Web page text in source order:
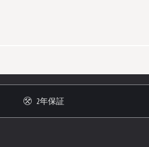
2年保証